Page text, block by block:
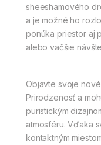
sheeshamového
a je možné ho
ponúka priestor aj
alebo väčšie
Objavte svoje
Prirodzenosť a
puristickým
atmosféru. Vďaka
kontaktným